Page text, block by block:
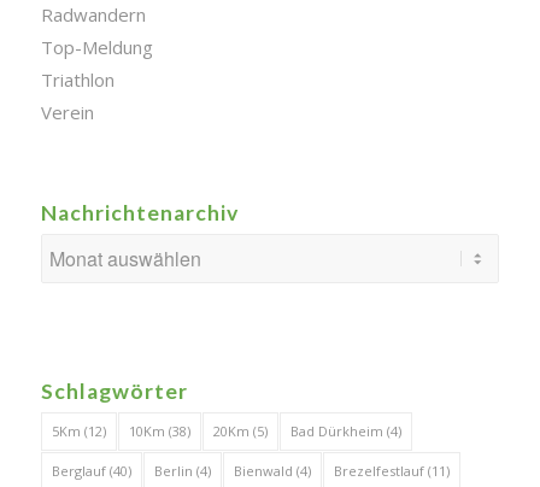
Radwandern
Top-Meldung
Triathlon
Verein
Nachrichtenarchiv
Schlagwörter
5Km (12) 10Km (38) 20Km (5) Bad Dürkheim (4)
Berglauf(40) Berlin (4) Bienwald (4) Brezelfestlauf(11)